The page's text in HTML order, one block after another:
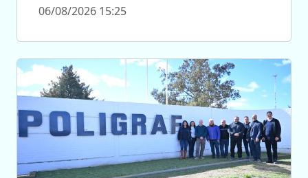
06/08/2026 15:25